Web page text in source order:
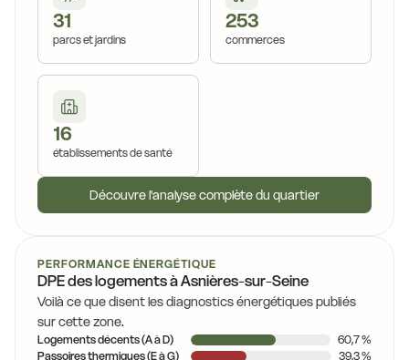
31
parcs et jardins
253
commerces
16
établissements de santé
Découvre l'analyse complète du quartier
PERFORMANCE ÉNERGÉTIQUE
DPE des logements à Asnières-sur-Seine
Voilà ce que disent les diagnostics énergétiques publiés
sur cette zone.
Logements décents (A à D)
60,7 %
Passoires thermiques (E à G)
39,3 %